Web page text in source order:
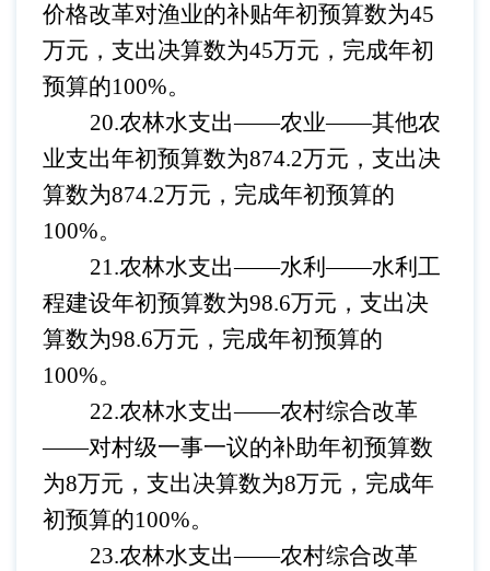
价格改革对渔业的补贴年初预算数为45
万元，支出决算数为45万元，完成年初
预算的100%。
20.农林水支出——农业——其他农
业支出年初预算数为874.2万元，支出决
算数为874.2万元，完成年初预算的
100%。
21.农林水支出——水利——水利工
程建设年初预算数为98.6万元，支出决
算数为98.6万元，完成年初预算的
100%。
22.农林水支出——农村综合改革
——对村级一事一议的补助年初预算数
为8万元，支出决算数为8万元，完成年
初预算的100%。
23.农林水支出——农村综合改革